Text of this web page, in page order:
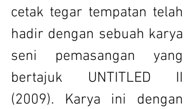
cetak tegar tempatan telah
hadir dengan sebuah karya
seni pemasangan yang
bertajuk UNTITLED II
(2009). Karya ini dengan